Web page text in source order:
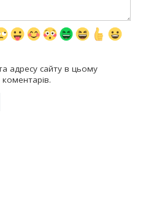
адресу сайту в цьому